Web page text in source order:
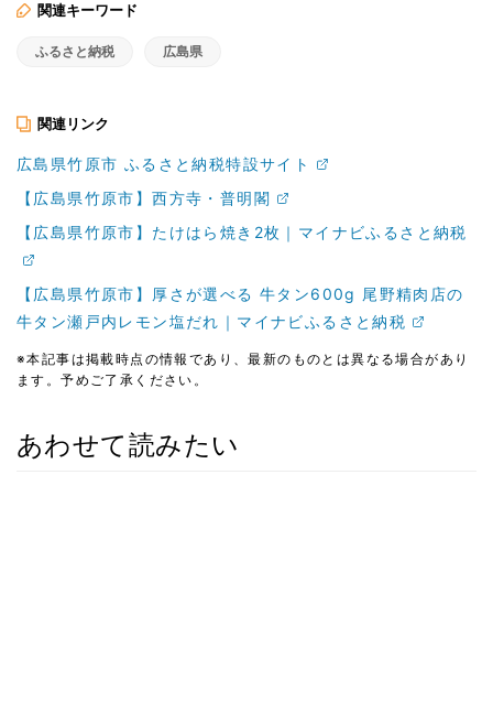
関連キーワード
ふるさと納税 広島県
関連リンク
広島県竹原市 ふるさと納税特設サイト
【広島県竹原市】西方寺・普明閣
【広島県竹原市】たけはら焼き2枚｜マイナビふるさと納税
【広島県竹原市】厚さが選べる 牛タン600g 尾野精肉店の
牛タン瀬戸内レモン塩だれ｜マイナビふるさと納税
※本記事は掲載時点の情報であり、最新のものとは異なる場合があり
ます。予めご了承ください。
あわせて読みたい